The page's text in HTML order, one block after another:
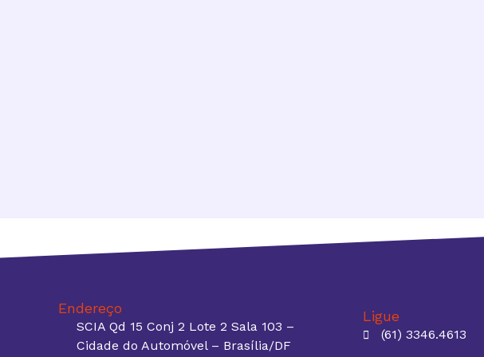
Endereço
SCIA Qd 15 Conj 2 Lote 2 Sala 103 –
Cidade do Automóvel – Brasília/DF
Ligue
(61) 3346.4613